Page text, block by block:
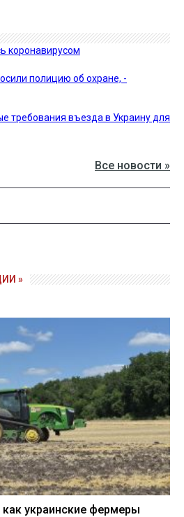
коронавирусом
полицию об охране, -
требования въезда в Украину для
Все новости »
»
украинские фермеры